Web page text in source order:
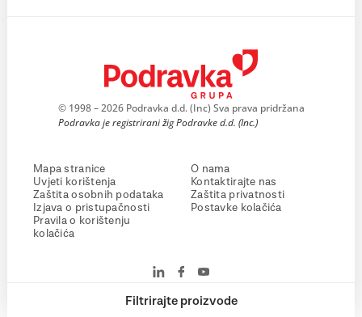
Filtrirajte proizvode
© 1998 – 2026 Podravka d.d. (Inc) Sva prava pridržana
Podravka je registrirani žig Podravke d.d. (Inc.)
Mapa stranice
Uvjeti korištenja
Zaštita osobnih podataka
Izjava o pristupačnosti
Pravila o korištenju
kolačića
O nama
Kontaktirajte nas
Zaštita privatnosti
Postavke kolačića